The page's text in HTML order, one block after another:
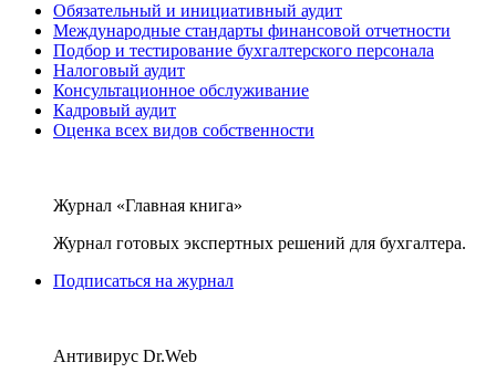
Обязательный и инициативный аудит
Международные стандарты финансовой отчетности
Подбор и тестирование бухгалтерского персонала
Налоговый аудит
Консультационное обслуживание
Кадровый аудит
Оценка всех видов собственности
Журнал «Главная книга»
Журнал готовых экспертных решений для бухгалтера.
Подписаться на журнал
Антивирус Dr.Web